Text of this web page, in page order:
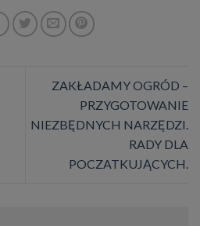
ZAKŁADAMY OGRÓD –
PRZYGOTOWANIE
NIEZBĘDNYCH NARZĘDZI.
RADY DLA
POCZATKUJĄCYCH.